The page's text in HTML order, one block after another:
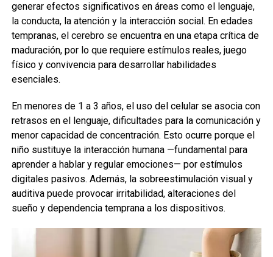
generar efectos significativos en áreas como el lenguaje,
la conducta, la atención y la interacción social. En edades
tempranas, el cerebro se encuentra en una etapa crítica de
maduración, por lo que requiere estímulos reales, juego
físico y convivencia para desarrollar habilidades
esenciales.
En menores de 1 a 3 años, el uso del celular se asocia con
retrasos en el lenguaje, dificultades para la comunicación y
menor capacidad de concentración. Esto ocurre porque el
niño sustituye la interacción humana —fundamental para
aprender a hablar y regular emociones— por estímulos
digitales pasivos. Además, la sobreestimulación visual y
auditiva puede provocar irritabilidad, alteraciones del
sueño y dependencia temprana a los dispositivos.